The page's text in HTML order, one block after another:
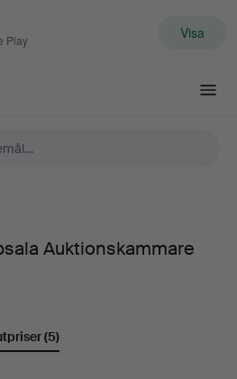
Play Visa
Auktionskammare
(5)